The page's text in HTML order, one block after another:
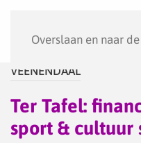
Overslaan en naar
VEENENDAAL
Ter Tafel:
sport & cultuur